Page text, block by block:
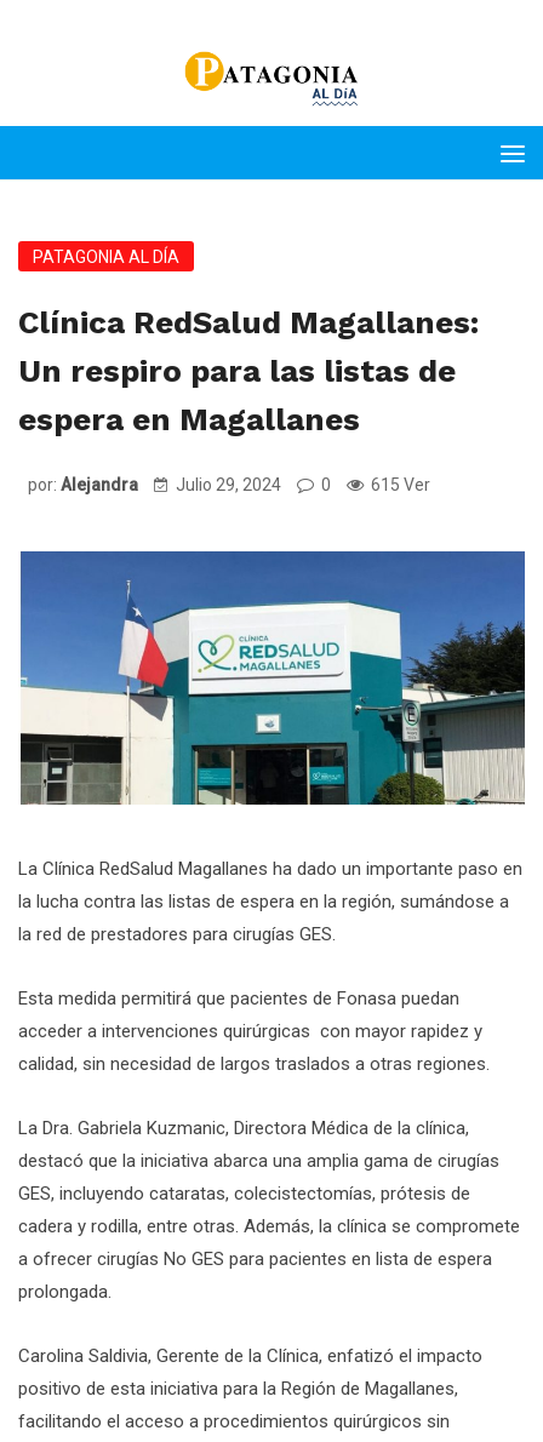
PATAGONIA AL DÍA
Clínica RedSalud Magallanes:
Un respiro para las listas de
espera en Magallanes
por: Alejandra Julio 29, 2024 0 615 Ver
La Clínica RedSalud Magallanes ha dado un importante paso en
la lucha contra las listas de espera en la región, sumándose a
la red de prestadores para cirugías GES.
Esta medida permitirá que pacientes de Fonasa puedan
acceder a intervenciones quirúrgicas con mayor rapidez y
calidad, sin necesidad de largos traslados a otras regiones.
La Dra. Gabriela Kuzmanic, Directora Médica de la clínica,
destacó que la iniciativa abarca una amplia gama de cirugías
GES, incluyendo cataratas, colecistectomías, prótesis de
cadera y rodilla, entre otras. Además, la clínica se compromete
a ofrecer cirugías No GES para pacientes en lista de espera
prolongada.
Carolina Saldivia, Gerente de la Clínica, enfatizó el impacto
positivo de esta iniciativa para la Región de Magallanes,
facilitando el acceso a procedimientos quirúrgicos sin